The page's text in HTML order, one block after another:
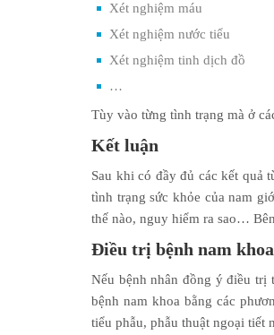
Xét nghiệm máu
Xét nghiệm nước tiểu
Xét nghiệm tinh dịch đồ
…
Tùy vào từng tình trạng mà ở
Kết luận
Sau khi có đầy đủ các kết quả
tình trạng sức khỏe của nam
thế nào, nguy hiểm ra sao…
Điều trị bệnh nam khoa
Nếu bệnh nhân đồng ý điều trị
bệnh nam khoa bằng các
tiểu phẫu, phẫu thuật ngoại tiết